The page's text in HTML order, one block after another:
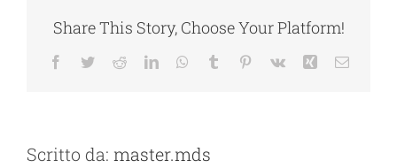
Share This Story, Choose Your Platform!
Facebook
TwitterRedditLinkedInWhatsApp
Tumblr Pinterest
Vk Xing Email
Scritto da: master.mds